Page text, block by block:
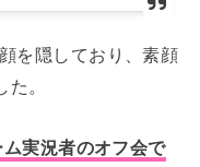
を隠しており、素顔
。
実況者のオフ会で